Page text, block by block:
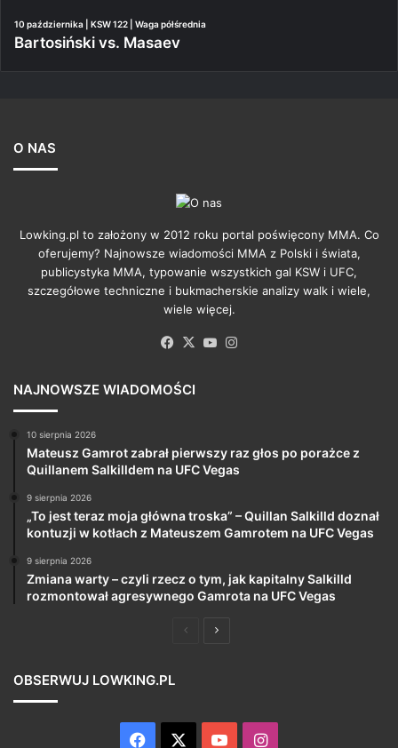
10 października | KSW 122 | Waga półśrednia
Bartosiński vs. Masaev
O NAS
Lowking.pl to założony w 2012 roku portal poświęcony MMA. Co
oferujemy? Najnowsze wiadomości MMA z Polski i świata,
publicystyka MMA, typowanie wszystkich gal KSW i UFC,
szczegółowe techniczne i bukmacherskie analizy walk i wiele,
wiele więcej.
Facebook
X YouTube
NAJNOWSZE WIADOMOŚCI
10 sierpnia 2026
Mateusz Gamrot zabrał pierwszy raz głos po porażce z
Quillanem Salkilldem na UFC Vegas
9 sierpnia 2026
„To jest teraz moja główna troska” – Quillan Salkilld doznał
kontuzji w kotłach z Mateuszem Gamrotem na UFC Vegas
9 sierpnia 2026
Zmiana warty – czyli rzecz o tym, jak kapitalny Salkilld
rozmontował agresywnego Gamrota na UFC Vegas
PoprzedniaNastępna
OBSERWUJ LOWKING.PL
Facebook YouTubeInstagram